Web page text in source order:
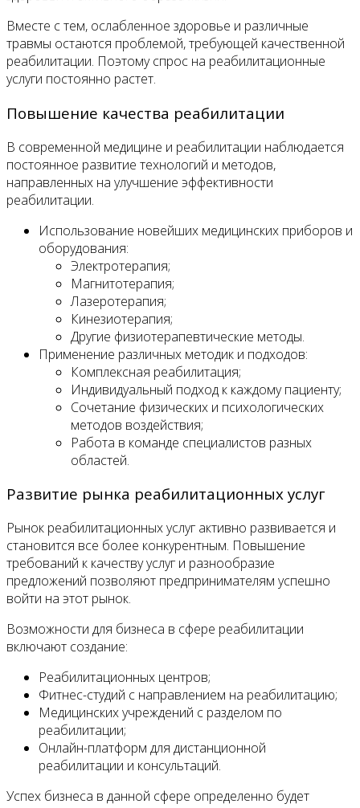
Вместе с тем, ослабленное здоровье и различные
травмы остаются проблемой, требующей качественной
реабилитации. Поэтому спрос на реабилитационные
услуги постоянно растет.
Повышение качества реабилитации
В современной медицине и реабилитации наблюдается
постоянное развитие технологий и методов,
направленных на улучшение эффективности
реабилитации.
Использование новейших медицинских приборов и
оборудования:
Электротерапия;
Магнитотерапия;
Лазеротерапия;
Кинезиотерапия;
Другие физиотерапевтические методы.
Применение различных методик и подходов:
Комплексная реабилитация;
Индивидуальный подход к каждому пациенту;
Сочетание физических и психологических
методов воздействия;
Работа в команде специалистов разных
областей.
Развитие рынка реабилитационных услуг
Рынок реабилитационных услуг активно развивается и
становится все более конкурентным. Повышение
требований к качеству услуг и разнообразие
предложений позволяют предпринимателям успешно
войти на этот рынок.
Возможности для бизнеса в сфере реабилитации
включают создание:
Реабилитационных центров;
Фитнес-студий с направлением на реабилитацию;
Медицинских учреждений с разделом по
реабилитации;
Онлайн-платформ для дистанционной
реабилитации и консультаций.
Успех бизнеса в данной сфере определенно будет